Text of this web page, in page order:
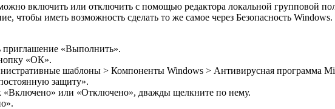
включить или отключить с помощью редактора локальной групповой
чтобы иметь возможность сделать то же самое через Безопасность
«Выполнить».
«ОК».
шаблоны > Компоненты Windows > Антивирусная программа
защиту».
«Включено» или «Отключено», дважды щелкните по нему.